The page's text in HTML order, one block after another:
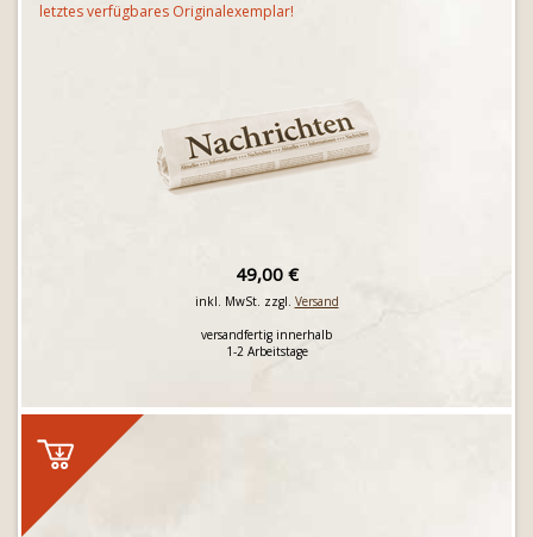
letztes verfügbares Originalexemplar!
49,00 €
inkl. MwSt. zzgl. Versand
versandfertig innerhalb
1-2 Arbeitstage